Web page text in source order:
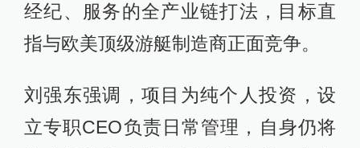
经纪、服务的全产业链打法，目标直
指与欧美顶级游艇制造商正面竞争。
刘强东强调，项目为纯个人投资，设
立专职CEO负责日常管理，自身仍将